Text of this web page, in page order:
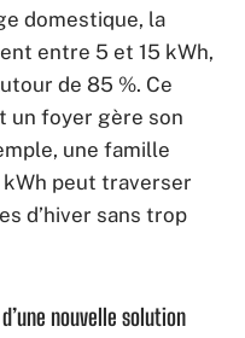
domestique, la
entre 5 et 15 kWh,
de 85 %. Ce
un foyer gère son
une famille
kWh peut traverser
d’hiver sans trop
nouvelle solution